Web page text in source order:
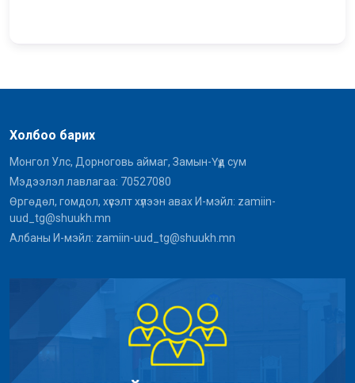
Холбоо барих
Монгол Улс, Дорноговь аймаг, Замын-Үүд сум
Мэдээлэл лавлагаа: 70527080
Өргөдөл, гомдол, хүсэлт хүлээн авах И-мэйл: zamiin-
uud_tg@shuukh.mn
Албаны И-мэйл: zamiin-uud_tg@shuukh.mn